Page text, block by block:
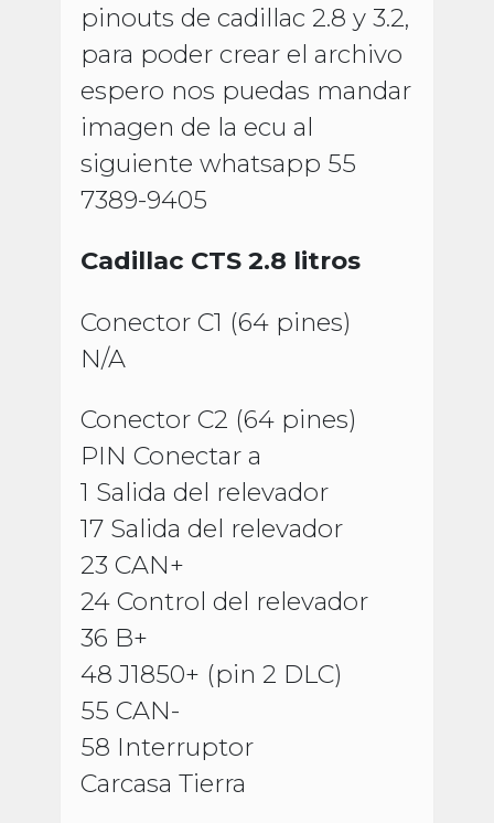
pinouts de cadillac 2.8 y 3.2,
para poder crear el archivo
espero nos puedas mandar
imagen de la ecu al
siguiente whatsapp 55
7389-9405
Cadillac CTS 2.8 litros
Conector C1 (64 pines)
N/A
Conector C2 (64 pines)
PIN Conectar a
1 Salida del relevador
17 Salida del relevador
23 CAN+
24 Control del relevador
36 B+
48 J1850+ (pin 2 DLC)
55 CAN-
58 Interruptor
Carcasa Tierra